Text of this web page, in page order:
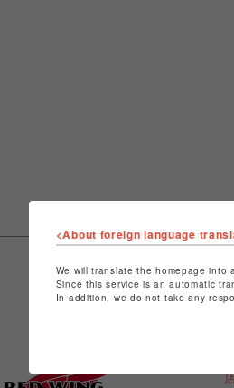
<About foreign language
We will translate the homepage into
Since this service is an automatic
In addition, we do not take any